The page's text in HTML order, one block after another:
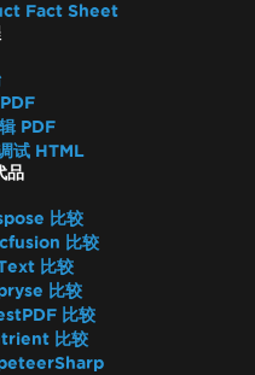
览不同
配
换
本
能
Fact Sheet
PDF
试 HTML
品
比较
比较
比较
比较
比较
比较